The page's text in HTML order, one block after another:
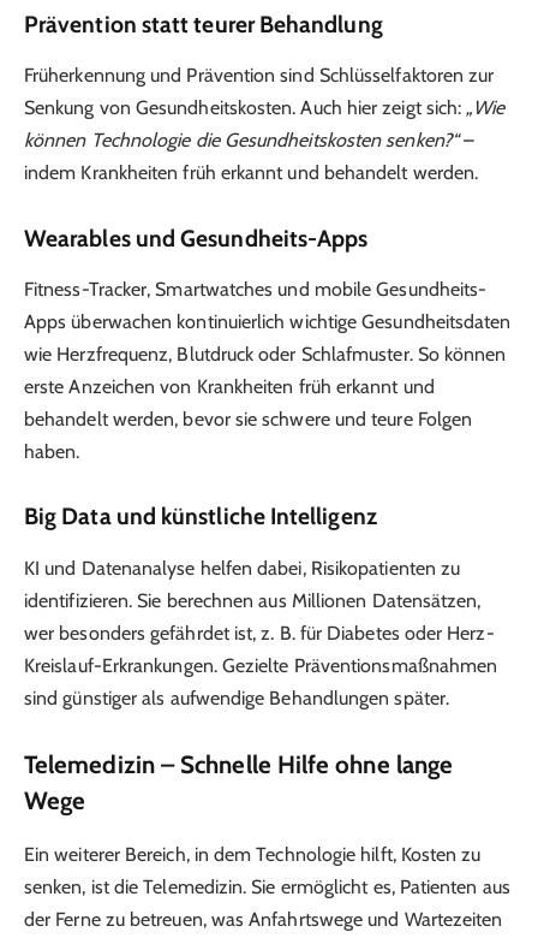
Prävention statt teurer Behandlung
Früherkennung und Prävention sind Schlüsselfaktoren zur
Senkung von Gesundheitskosten. Auch hier zeigt sich:„Wie
können Technologie die Gesundheitskosten senken?“–
indem Krankheiten früh erkannt und behandelt werden.
Wearables und Gesundheits-Apps
Fitness-Tracker, Smartwatches und mobile Gesundheits-
Apps überwachen kontinuierlich wichtige Gesundheitsdaten
wie Herzfrequenz, Blutdruck oder Schlafmuster. So können
erste Anzeichen von Krankheiten früh erkannt und
behandelt werden, bevor sie schwere und teure Folgen
haben.
Big Data und künstliche Intelligenz
KI und Datenanalyse helfen dabei, Risikopatienten zu
identifizieren. Sie berechnen aus Millionen Datensätzen,
wer besonders gefährdet ist, z. B. für Diabetes oder Herz-
Kreislauf-Erkrankungen. Gezielte Präventionsmaßnahmen
sind günstiger als aufwendige Behandlungen später.
Telemedizin – Schnelle Hilfe ohne lange
Wege
Ein weiterer Bereich, in dem Technologie hilft, Kosten zu
senken, ist die Telemedizin. Sie ermöglicht es, Patienten aus
der Ferne zu betreuen, was Anfahrtswege und Wartezeiten